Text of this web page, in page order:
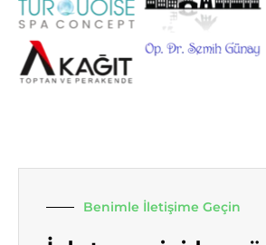
Benimle İletişime Geçin